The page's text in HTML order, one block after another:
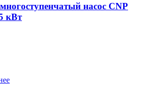
насос CNP
кВт